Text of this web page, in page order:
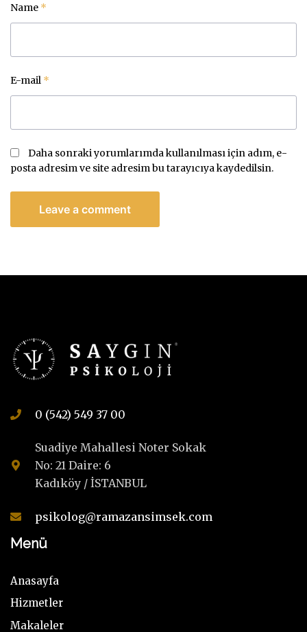
Name *
E-mail *
Daha sonraki yorumlarımda kullanılması için adım, e-
posta adresim ve site adresim bu tarayıcıya kaydedilsin.
0 (542) 549 37 00
Suadiye Mahallesi Noter Sokak
No: 21 Daire: 6
Kadıköy / İSTANBUL
psikolog@ramazansimsek.com
Menü
Anasayfa
Hizmetler
Makaleler